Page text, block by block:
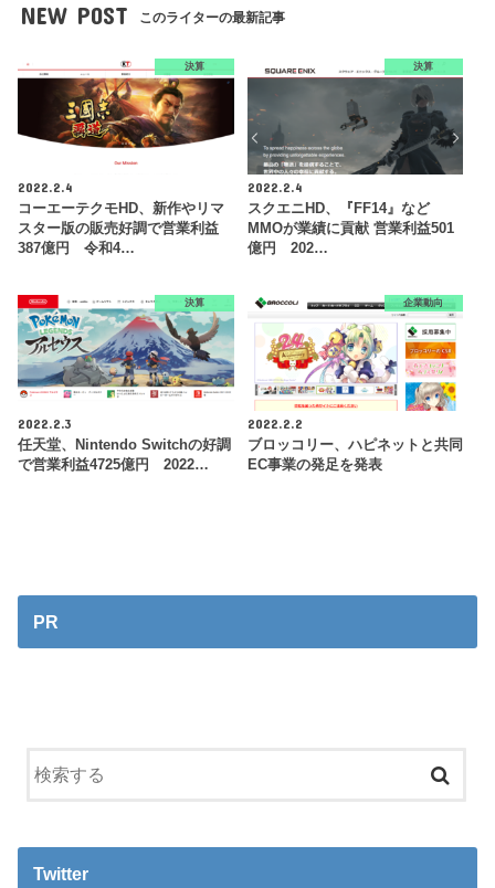
NEW POST このライターの最新記事
決算
2022.2.4
コーエーテクモHD、新作やリマ
スター版の販売好調で営業利益
387億円 令和4…
決算
2022.2.4
スクエニHD、『FF14』など
MMOが業績に貢献 営業利益501
億円 202…
決算
2022.2.3
任天堂、Nintendo Switchの好調
で営業利益4725億円 2022…
企業動向
2022.2.2
ブロッコリー、ハピネットと共同
EC事業の発足を発表
PR
Twitter